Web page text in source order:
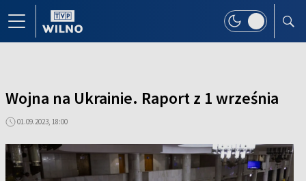
Wojna na Ukrainie. Raport z 1 września
01.09.2023, 18:00